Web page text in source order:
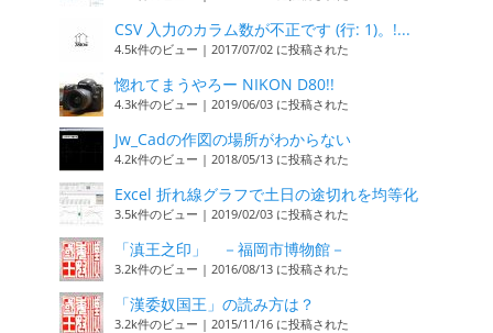
CSV 入力のカラム数が不正です (行: 1)。!...
4.5k件のビュー | 2017/07/02 に投稿された
惚れてまうやろー NIKON D80!!
4.3k件のビュー | 2019/06/03 に投稿された
Jw_Cadの作図の場所がわからない
4.2k件のビュー | 2018/05/13 に投稿された
Excel 折れ線グラフで土日の途切れを均等化
3.5k件のビュー | 2019/02/03 に投稿された
「滇王之印」 －福岡市博物館－
3.2k件のビュー | 2016/08/13 に投稿された
「漢委奴国王」の読み方は？
3.2k件のビュー | 2015/11/16 に投稿された